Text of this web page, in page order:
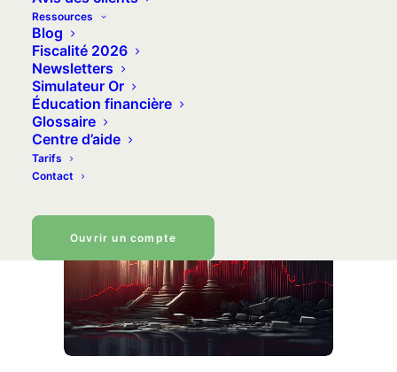
Ressources
Blog
Fiscalité 2026
Newsletters
Simulateur Or
Éducation financière
Glossaire
Centre d’aide
Tarifs
Contact
Ouvrir un compte
assurances-vie sont-
elles menacées ?
La crise bancaire qui inquiète
actuellement les marchés financiers
fait…